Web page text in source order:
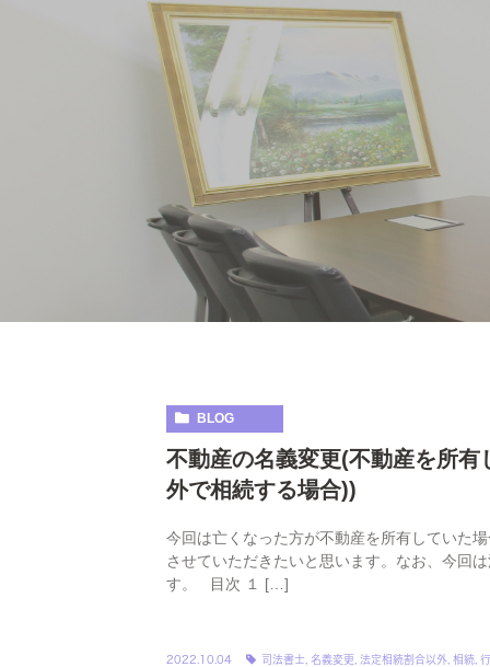
BLOG
不動産の名義変更(不動産を所
外で相続する場合))
今回は亡くなった方が不動産を所有していた
させていただきたいと思います。なお、今回
す。 目次 １ […]
2022.10.04 司法書士 名義変更 法定相続割合以外 相続